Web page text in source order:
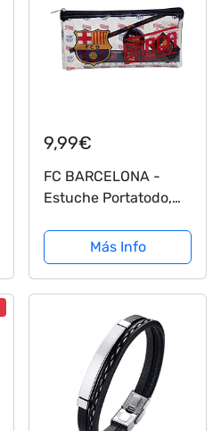
9,99€
FC BARCELONA -
Estuche Portatodo,
Oficina, Para Niños y
Niñas, Con
Cremallera, (CyP
Más Info